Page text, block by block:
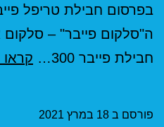
בפרסום חבילת טריפל
ה"סלקום פייבר" – סלקום
חבילת פייבר 300…
קראו
פורסם ב 18 במרץ 2021